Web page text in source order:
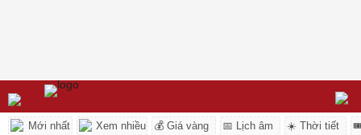
Mới nhất Xem nhiều 💰 Giá vàng 📅 Lịch âm ☀️ Thời tiết